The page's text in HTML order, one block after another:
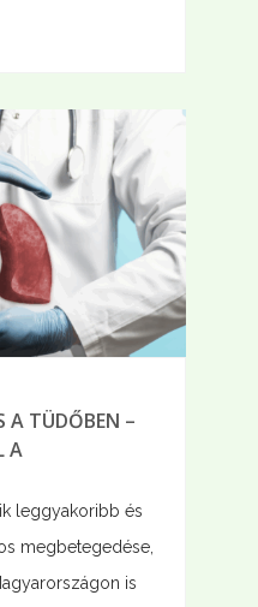
A TÜDŐBEN –
A
leggyakoribb és
megbetegedése,
is